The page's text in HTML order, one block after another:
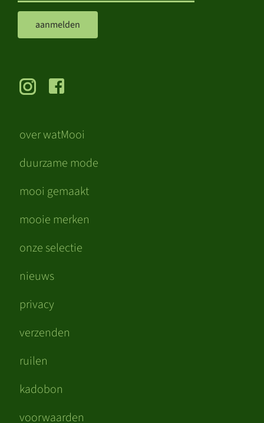
over watMooi
duurzame mode
mooi gemaakt
mooie merken
onze selectie
nieuws
privacy
verzenden
ruilen
kadobon
voorwaarden
aanmelden